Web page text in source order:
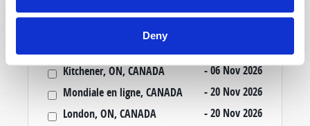
Deny
Cape Town, WC, SOUTH AFRICA
Kitchener, ON, CANADA
- 06 Nov 2026
Mondiale en ligne, CANADA
- 20 Nov 2026
London, ON, CANADA
- 20 Nov 2026